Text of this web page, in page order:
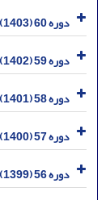
دوره 60 (1403)
دوره 59 (1402)
دوره 58 (1401)
دوره 57 (1400)
دوره 56 (1399)